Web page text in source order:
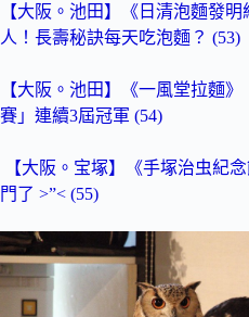
【大阪。池田】《日清泡麵發
人！長壽秘訣每天吃泡麵？ (53)
【大阪。池田】《一風堂拉麵
賽」連續3屆冠軍 (54)
【大阪。宝塚】《手塚治虫紀
門了 >”< (55)